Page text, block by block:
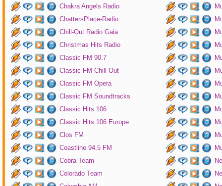
Chakra Angels Radio
ChattersPlace-Radio
Chill-Out Radio Gaia
Christmas Hits Radio
Classic FM 90.7
Classic FM Chill Out
Classic FM Opera
Classic FM Soundtracks
Classic Hits 106
Classic Hits 106 Europe
Clos FM
Coastline 94.5 FM
Cobra Team
Colorado Team